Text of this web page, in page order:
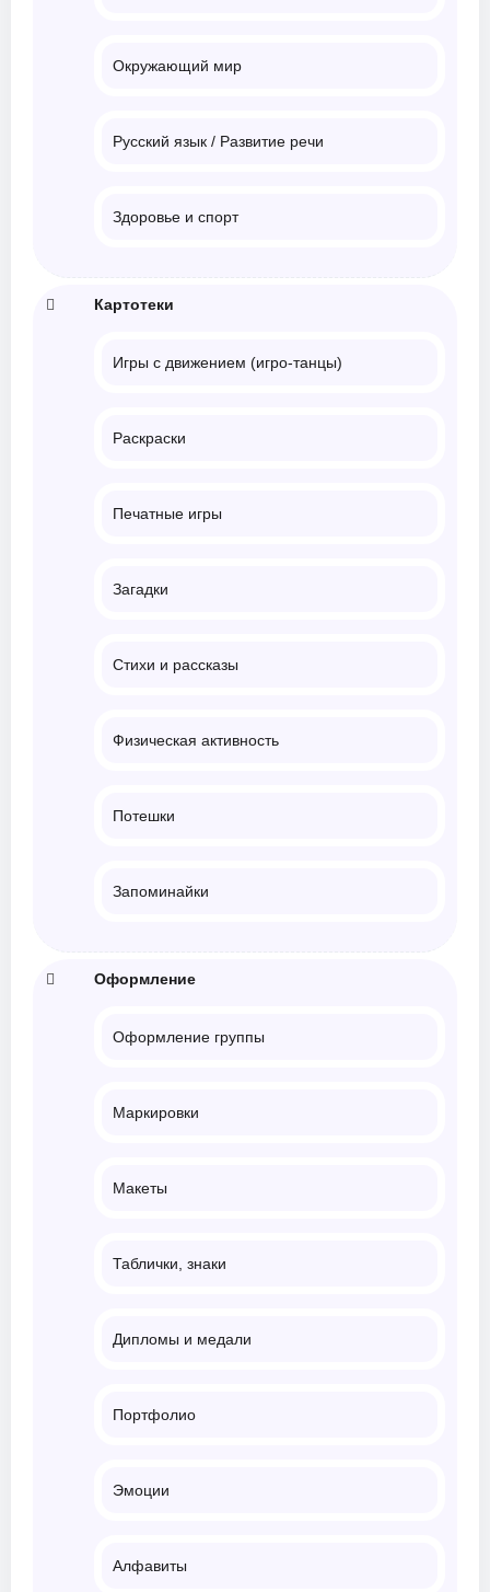
Окружающий мир
Русский язык / Развитие речи
Здоровье и спорт
Картотеки
Игры с движением (игро-танцы)
Раскраски
Печатные игры
Загадки
Стихи и рассказы
Физическая активность
Потешки
Запоминайки
Оформление
Оформление группы
Маркировки
Макеты
Таблички, знаки
Дипломы и медали
Портфолио
Эмоции
Алфавиты